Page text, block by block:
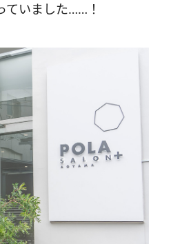
ていました……！